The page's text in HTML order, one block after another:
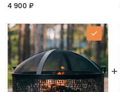
4 900 ₽